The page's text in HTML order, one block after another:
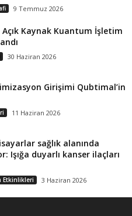
9 Temmuz 2026
Açık Kaynak Kuantum İşletim
30 Haziran 2026
Girişimi Qubtimal’in
11 Haziran 2026
sağlık alanında
Işığa duyarlı kanser ilaçları
Etkinlikleri 3 Haziran 2026